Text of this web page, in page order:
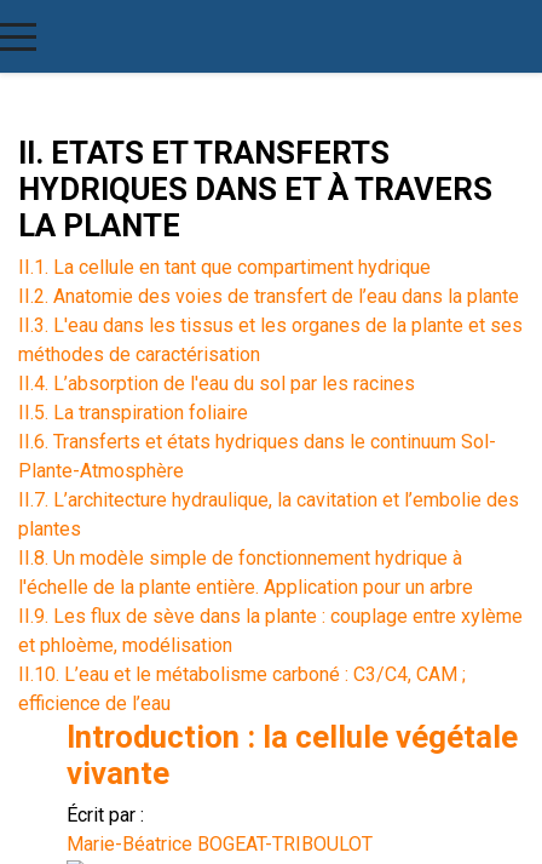
II. ETATS ET TRANSFERTS
HYDRIQUES DANS ET À TRAVERS
LA PLANTE
II.1. La cellule en tant que compartiment hydrique
II.2. Anatomie des voies de transfert de l’eau dans la plante
II.3. L'eau dans les tissus et les organes de la plante et ses
méthodes de caractérisation
II.4. L’absorption de l'eau du sol par les racines
II.5. La transpiration foliaire
II.6. Transferts et états hydriques dans le continuum Sol-
Plante-Atmosphère
II.7. L’architecture hydraulique, la cavitation et l’embolie des
plantes
II.8. Un modèle simple de fonctionnement hydrique à
l'échelle de la plante entière. Application pour un arbre
II.9. Les flux de sève dans la plante : couplage entre xylème
et phloème, modélisation
II.10. L’eau et le métabolisme carboné : C3/C4, CAM ;
efficience de l’eau
Introduction : la cellule végétale
vivante
Écrit par :
Marie-Béatrice BOGEAT-TRIBOULOT